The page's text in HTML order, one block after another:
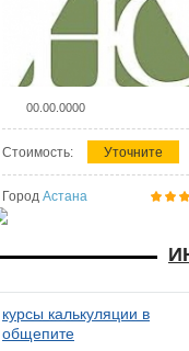
00.00.0000
Стоимость: Уточните
Город Астана
курсы калькуляции в
общепите